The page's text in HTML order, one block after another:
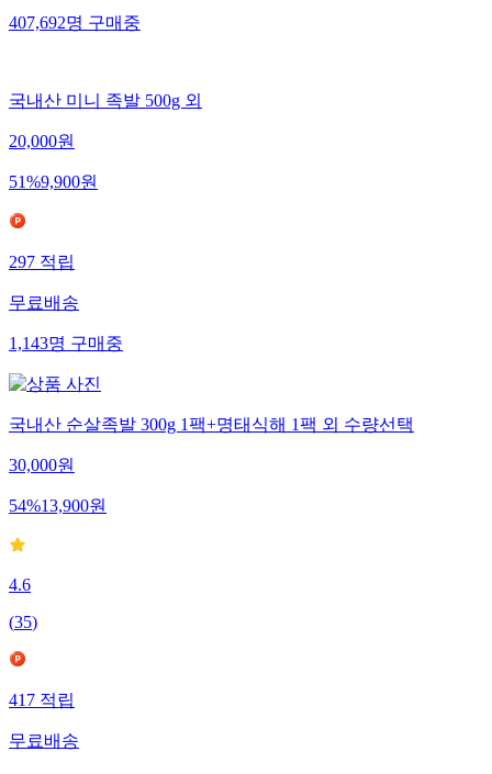
407,692명 구매중
국내산 미니 족발 500g 외
20,000원
51%9,900원
297적립
무료배송
1,143명구매중
국내산 순살족발 300g 1팩+명태식해 1팩 외 수량선택
30,000원
54%13,900원
4.6
(35)
417적립
무료배송